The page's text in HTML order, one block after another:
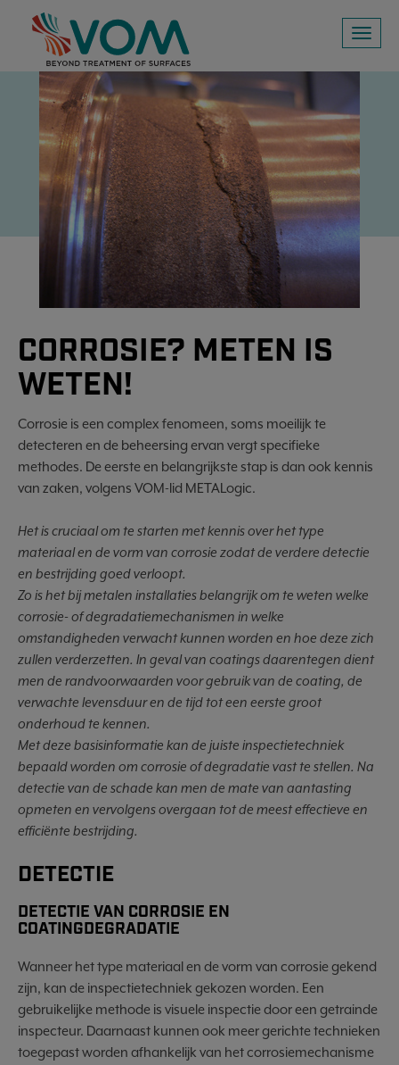
Toggle
CORROSIE? METEN IS
WETEN!
Corrosie is een complex fenomeen, soms moeilijk te
detecteren en de beheersing ervan vergt specifieke
methodes. De eerste en belangrijkste stap is dan ook kennis
van zaken, volgens VOM-lid METALogic.
Het is cruciaal om te starten met kennis over het type
materiaal en de vorm van corrosie zodat de verdere detectie
en bestrijding goed verloopt.
Zo is het bij metalen installaties belangrijk om te weten welke
corrosie- of degradatiemechanismen in welke
omstandigheden verwacht kunnen worden en hoe deze zich
zullen verderzetten. In geval van coatings daarentegen dient
men de randvoorwaarden voor gebruik van de coating, de
verwachte levensduur en de tijd tot een eerste groot
onderhoud te kennen.
Met deze basisinformatie kan de juiste inspectietechniek
bepaald worden om corrosie of degradatie vast te stellen. Na
detectie van de schade kan men de mate van aantasting
opmeten en vervolgens overgaan tot de meest effectieve en
efficiënte bestrijding.
DETECTIE
DETECTIE VAN CORROSIE EN
COATINGDEGRADATIE
Wanneer het type materiaal en de vorm van corrosie gekend
zijn, kan de inspectietechniek gekozen worden. Een
gebruikelijke methode is visuele inspectie door een getrainde
inspecteur. Daarnaast kunnen ook meer gerichte technieken
toegepast worden afhankelijk van het corrosiemechanisme